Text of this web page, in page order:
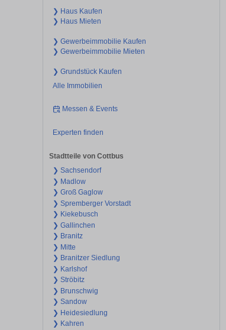
❯ Haus Kaufen
❯ Haus Mieten
❯ Gewerbeimmobilie Kaufen
❯ Gewerbeimmobilie Mieten
❯ Grundstück Kaufen
Alle Immobilien
Messen & Events
Experten finden
Stadtteile von Cottbus
❯ Sachsendorf
❯ Madlow
❯ Groß Gaglow
❯ Spremberger Vorstadt
❯ Kiekebusch
❯ Gallinchen
❯ Branitz
❯ Mitte
❯ Branitzer Siedlung
❯ Karlshof
❯ Ströbitz
❯ Brunschwig
❯ Sandow
❯ Heidesiedlung
❯ Kahren